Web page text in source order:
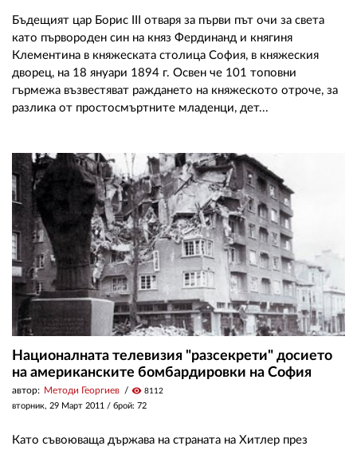
Бъдещият цар Борис III отваря за първи път очи за света
като първороден син на княз Фердинанд и княгиня
Клементина в княжеската столица София, в княжеския
дворец, на 18 януари 1894 г. Освен че 101 топовни
гърмежа възвестяват раждането на княжеското отроче, за
разлика от простосмъртните младенци, дет...
Националната телевизия "разсекрети" досието
на американските бомбардировки на София
автор: Методи Георгиев visibility 8112
вторник, 29 Март 2011 / брой: 72
Като съвоюваща държава на страната на Хитлер през